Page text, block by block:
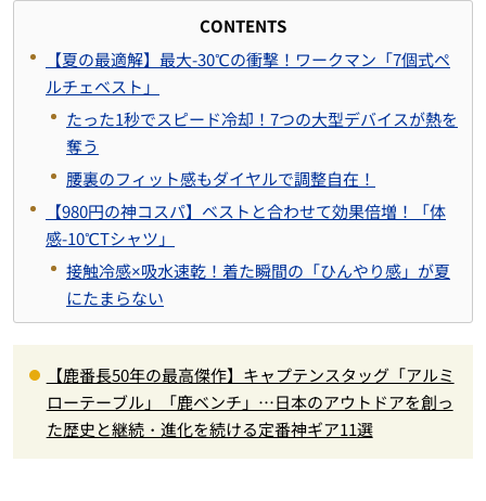
CONTENTS
【夏の最適解】最大-30℃の衝撃！ワークマン「7個式ペ
ルチェベスト」
たった1秒でスピード冷却！7つの大型デバイスが熱を
奪う
腰裏のフィット感もダイヤルで調整自在！
【980円の神コスパ】ベストと合わせて効果倍増！「体
感-10℃Tシャツ」
接触冷感×吸水速乾！着た瞬間の「ひんやり感」が夏
にたまらない
【鹿番長50年の最高傑作】キャプテンスタッグ「アルミ
ローテーブル」「鹿ベンチ」…日本のアウトドアを創っ
た歴史と継続・進化を続ける定番神ギア11選